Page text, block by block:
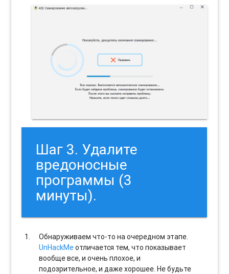
Шаг 3. Удалите
вредоносные
программы (3
минуты).
Обнаруживаем что-то на очередном этапе.
UnHackMeотличается тем, что показывает
вообще все, и очень плохое, и
подозрительное, и даже хорошее. Не будьте